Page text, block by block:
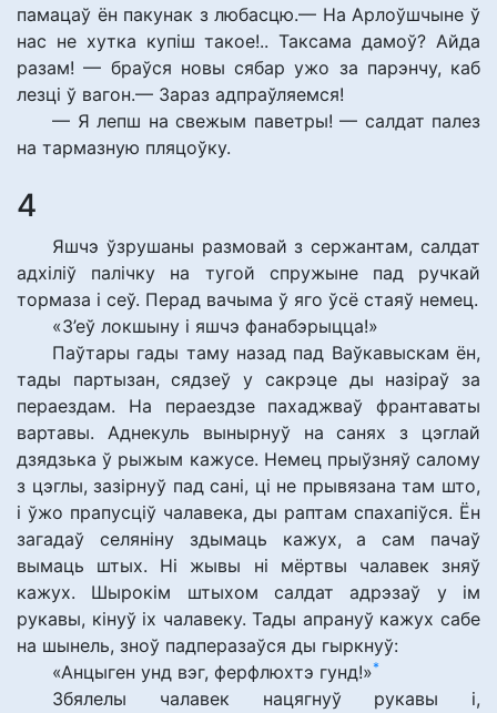
памацаў ён пакунак з любасцю.— На Арлоўшчыне ў
нас не хутка купіш такое!.. Таксама дамоў? Айда
разам! — браўся новы сябар ужо за парэнчу, каб
лезці ў вагон.— Зараз адпраўляемся!
— Я лепш на свежым паветры! — салдат палез
на тармазную пляцоўку.
4
Яшчэ ўзрушаны размовай з сержантам, салдат
адхіліў палічку на тугой спружыне пад ручкай
тормаза і сеў. Перад вачыма ў яго ўсё стаяў немец.
«З’еў локшыну і яшчэ фанабэрыцца!»
Паўтары гады таму назад пад Ваўкавыскам ён,
тады партызан, сядзеў у сакрэце ды назіраў за
пераездам. На пераездзе пахаджваў франтаваты
вартавы. Аднекуль вынырнуў на санях з цэглай
дзядзька ў рыжым кажусе. Немец прыўзняў салому
з цэглы, зазірнуў пад сані, ці не прывязана там што,
і ўжо прапусціў чалавека, ды раптам спахапіўся. Ён
загадаў селяніну здымаць кажух, а сам пачаў
вымаць штых. Ні жывы ні мёртвы чалавек зняў
кажух. Шырокім штыхом салдат адрэзаў у ім
рукавы, кінуў іх чалавеку. Тады апрануў кажух сабе
на шынель, зноў падперазаўся ды гыркнуў:
«Анцыген унд вэг, ферфлюхтэ гунд!»*
Збялелы чалавек нацягнуў рукавы і,